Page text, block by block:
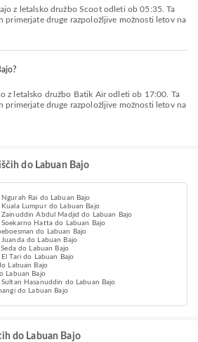
primerjate druge razpoložljive možnosti letov na
primerjate druge razpoložljive možnosti letov na
do Labuan Bajo
Rai do Labuan Bajo
Lumpur do Labuan Bajo
Abdul Madjid do Labuan Bajo
Hatta do Labuan Bajo
do Labuan Bajo
do Labuan Bajo
do Labuan Bajo
Tari do Labuan Bajo
Labuan Bajo
Labuan Bajo
Hasanuddin do Labuan Bajo
do Labuan Bajo
do Labuan Bajo